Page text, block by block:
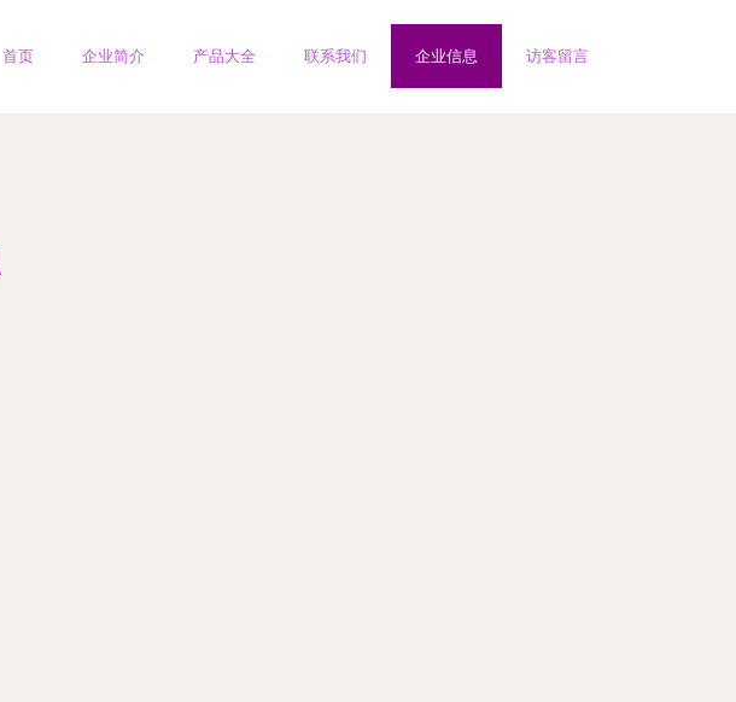
首页 企业简介 产品大全 联系我们 企业信息 访客留言